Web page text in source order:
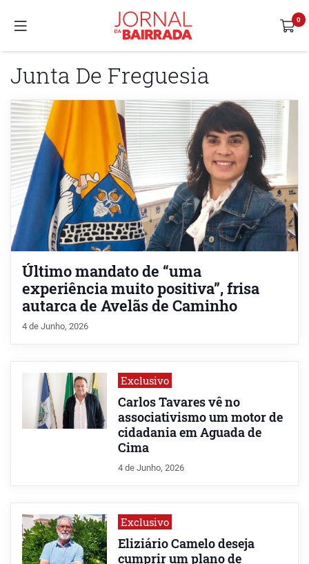
Junta De Freguesia
Último mandato de “uma
experiência muito positiva”, frisa
autarca de Avelãs de Caminho
4 de Junho, 2026
Exclusivo
Carlos Tavares vê no
associativismo um motor de
cidadania em Aguada de
Cima
4 de Junho, 2026
Exclusivo
Eliziário Camelo deseja
cumprir um plano de